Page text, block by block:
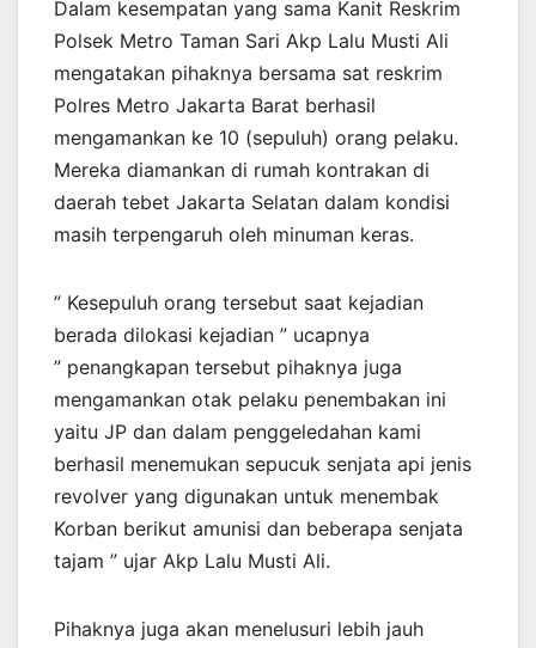
Dalam kesempatan yang sama Kanit Reskrim
Polsek Metro Taman Sari Akp Lalu Musti Ali
mengatakan pihaknya bersama sat reskrim
Polres Metro Jakarta Barat berhasil
mengamankan ke 10 (sepuluh) orang pelaku.
Mereka diamankan di rumah kontrakan di
daerah tebet Jakarta Selatan dalam kondisi
masih terpengaruh oleh minuman keras.
” Kesepuluh orang tersebut saat kejadian
berada dilokasi kejadian ” ucapnya
” penangkapan tersebut pihaknya juga
mengamankan otak pelaku penembakan ini
yaitu JP dan dalam penggeledahan kami
berhasil menemukan sepucuk senjata api jenis
revolver yang digunakan untuk menembak
Korban berikut amunisi dan beberapa senjata
tajam ” ujar Akp Lalu Musti Ali.
Pihaknya juga akan menelusuri lebih jauh